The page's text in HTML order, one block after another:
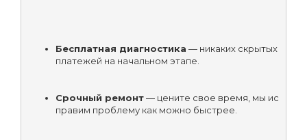
Бесплатная диагностика — никаких скрытых
платежей на начальном этапе.
Срочный ремонт — цените свое время, мы ис
правим проблему как можно быстрее.